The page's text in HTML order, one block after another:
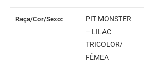
Raça/Cor/Sexo:
PIT MONSTER
– LILAC
TRICOLOR/
FÊMEA